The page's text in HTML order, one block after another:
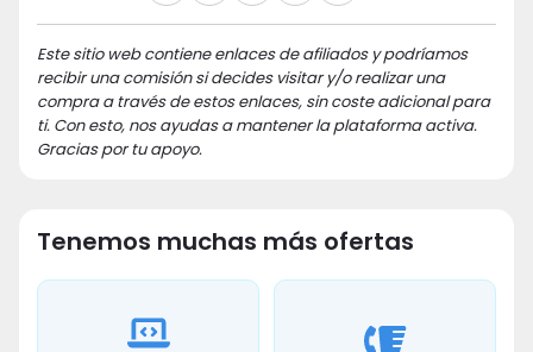
Este sitio web contiene enlaces de afiliados y podríamos
recibir una comisión si decides visitar y/o realizar una
compra a través de estos enlaces, sin coste adicional para
ti. Con esto, nos ayudas a mantener la plataforma activa.
Gracias por tu apoyo.
Tenemos muchas más ofertas